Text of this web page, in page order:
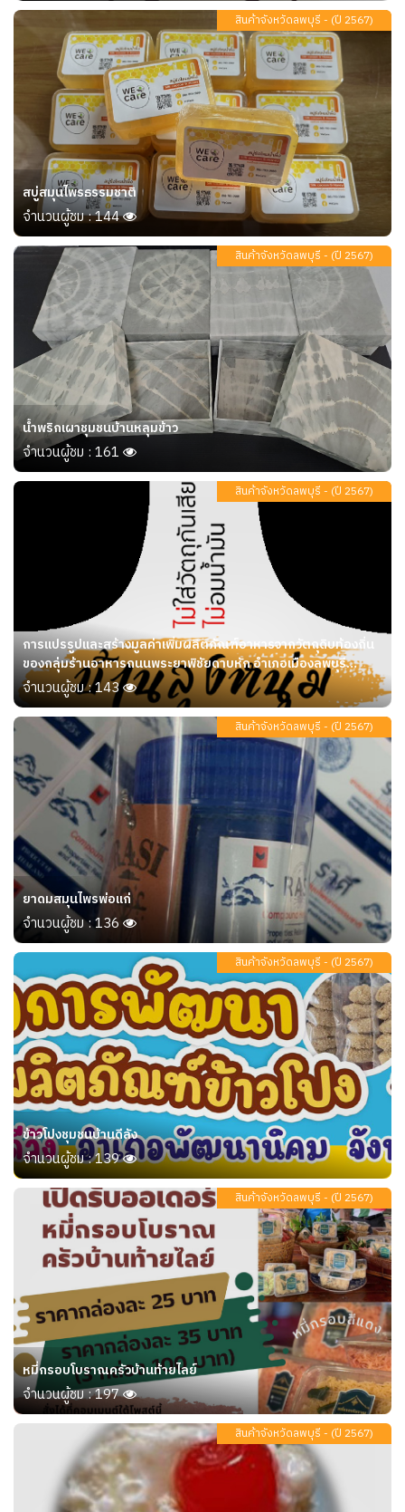
สินค้าจังหวัดลพบุรี - (ปี 2567)
สบู่สมุนไพรธรรมชาติ
จำนวนผู้ชม : 144
สินค้าจังหวัดลพบุรี - (ปี 2567)
น้ำพริกเผาชุมชนบ้านหลุมข้าว
จำนวนผู้ชม : 161
สินค้าจังหวัดลพบุรี - (ปี 2567)
การแปรรูปและสร้างมูลค่าเพิ่มผลิตภัณฑ์อาหารจากวัตถุดิบท้องถิ่น
ของกลุ่มร้านอาหารถนนพระยาพิชัยดาบหัก อำเภอเมืองลพบุรี
จังหวัดลพบุรี
จำนวนผู้ชม : 143
สินค้าจังหวัดลพบุรี - (ปี 2567)
ยาดมสมุนไพรพ่อแก่
จำนวนผู้ชม : 136
สินค้าจังหวัดลพบุรี - (ปี 2567)
ข้าวโปงชุมชนบ้านดีลัง
จำนวนผู้ชม : 139
สินค้าจังหวัดลพบุรี - (ปี 2567)
หมี่กรอบโบราณครัวบ้านท้ายไลย์
จำนวนผู้ชม : 197
สินค้าจังหวัดลพบุรี - (ปี 2567)